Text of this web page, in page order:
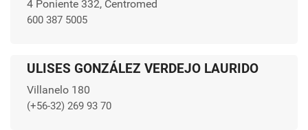
4 Poniente 332, Centromed
600 387 5005
ULISES GONZÁLEZ VERDEJO LAURIDO
Villanelo 180
(+56-32) 269 93 70